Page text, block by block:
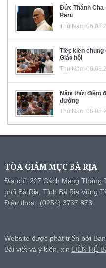
Đức Thánh Cha
Pêru
Thứ Năm
Tiếp kiến chung
Giáo hội
Thứ Năm
Năm thời điểm
đường
Thứ Năm
TÒA GIÁM MỤC BÀ RỊA
Địa chỉ: 227 Cách Mạng Tháng
phố Bà Rịa, Tỉnh Bà Rịa Vũng
Điện thoại: (0254) 3737 873
Website được phát triển bởi
Bài viết và ý kiến, xin LIÊN HỆ